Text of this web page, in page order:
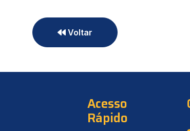
Voltar
Acesso
Rápido